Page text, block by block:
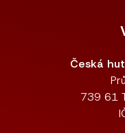
Česká
739 61